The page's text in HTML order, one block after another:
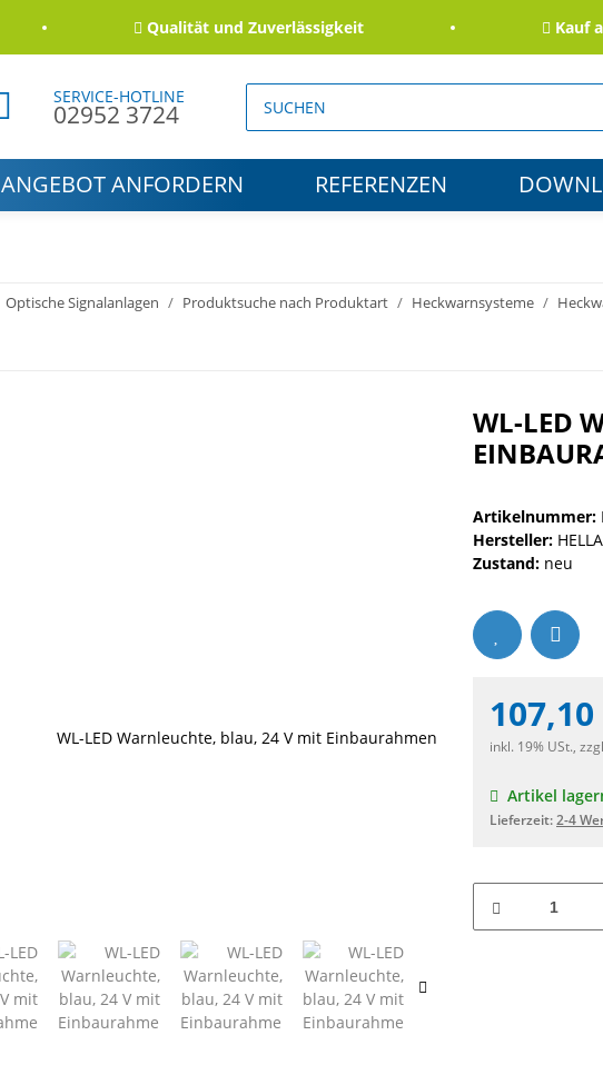
Qualität und Zuverlässigkeit Kauf auf
SERVICE-HOTLINE
02952 3724
ANGEBOT ANFORDERN REFERENZEN
Optische Signalanlagen Produktsuche nach Produktart Heckwarnsysteme
WL-LED
Artikelnummer:
Hersteller:
Zustand: neu
107,10
inkl. 19% USt.,
Artikel
Lieferzeit:2-4